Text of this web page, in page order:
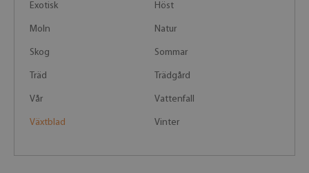
Exotisk Höst
Moln Natur
Skog Sommar
Träd Trädgård
Vår Vattenfall
Växtblad Vinter